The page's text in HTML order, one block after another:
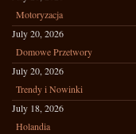
Motoryzacja
July 20, 2026
Domowe Przetwory
July 20, 2026
Trendy i Nowinki
July 18, 2026
Holandia